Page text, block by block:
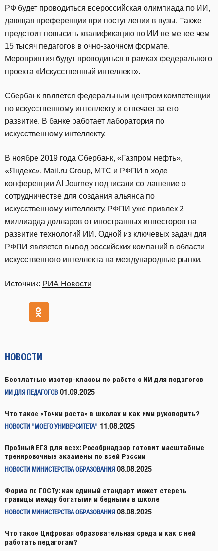
РФ будет проводиться всероссийская олимпиада по ИИ,
дающая преференции при поступлении в вузы. Также
предстоит повысить квалификацию по ИИ не менее чем
15 тысяч педагогов в очно-заочном формате.
Мероприятия будут проводиться в рамках федерального
проекта «Искусственный интеллект».
Сбербанк является федеральным центром компетенции
по искусственному интеллекту и отвечает за его
развитие. В банке работает лаборатория по
искусственному интеллекту.
В ноябре 2019 года Сбербанк, «Газпром нефть»,
«Яндекс», Mail.ru Group, МТС и РФПИ в ходе
конференции AI Journey подписали соглашение о
сотрудничестве для создания альянса по
искусственному интеллекту. РФПИ уже привлек 2
миллиарда долларов от иностранных инвесторов на
развитие технологий ИИ. Одной из ключевых задач для
РФПИ является вывод российских компаний в области
искусственного интеллекта на международные рынки.
Источник: РИА Новости
НОВОСТИ
Бесплатные мастер-классы по работе с ИИ для педагогов
ИИ ДЛЯ ПЕДАГОГОВ 01.09.2025
Что такое «Точки роста» в школах и как ими руководить?
НОВОСТИ "МОЕГО УНИВЕРСИТЕТА" 11.08.2025
Пробный ЕГЭ для всех: Рособрнадзор готовит масштабные
тренировочные экзамены по всей России
НОВОСТИ МИНИСТЕРСТВА ОБРАЗОВАНИЯ 08.08.2025
Форма по ГОСТу: как единый стандарт может стереть
границы между богатыми и бедными в школе
НОВОСТИ МИНИСТЕРСТВА ОБРАЗОВАНИЯ 08.08.2025
Что такое Цифровая образовательная среда и как с ней
работать педагогам?